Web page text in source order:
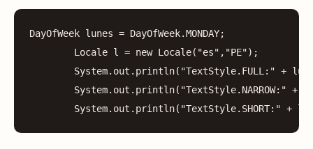
DayOfWeek lunes = DayOfWeek.MONDAY;
Locale l = new Locale( "es" , "PE");
System. out . println( "TextStyle.FULL:" +
System. out . println( "TextStyle.NARROW:" +
System. out . println( "TextStyle.SHORT:" +